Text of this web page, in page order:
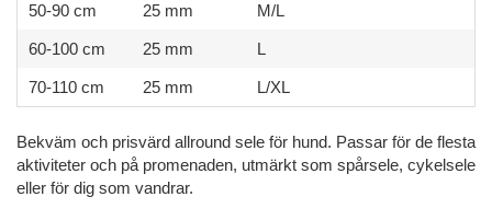
50-90 cm 25 mm M/L
60-100 cm 25 mm L
70-110 cm 25 mm L/XL
Bekväm och prisvärd allround sele för hund. Passar för de flesta
aktiviteter och på promenaden, utmärkt som spårsele, cykelsele
eller för dig som vandrar.